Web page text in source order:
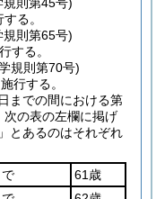
る。
規則第65号)
する。
規則第70号)
行する。
までの間における第
の表の左欄に掲げ
とあるのはそれぞれ
61歳